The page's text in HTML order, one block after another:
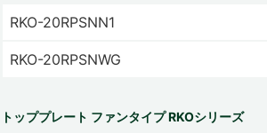
RKO-20RPSNN1
RKO-20RPSNWG
トッププレート ファンタイプ RKOシリーズ